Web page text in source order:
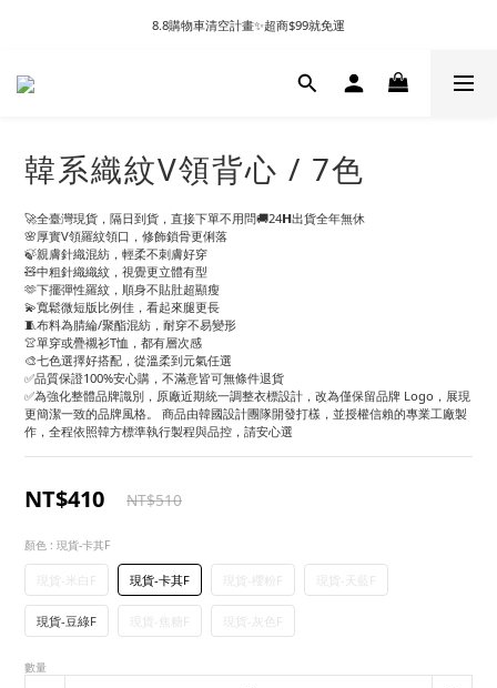
8.8購物車清空計畫✨超商$99就免運
韓系織紋V領背心 / 7色
🚀全臺灣現貨，隔日到貨，直接下單不用問🚚24𝗛出貨全年無休
🌸厚實V領羅紋領口，修飾鎖骨更俐落
🍃親膚針織混紡，輕柔不刺膚好穿
🧸中粗針織織紋，視覺更立體有型
🫶下擺彈性羅紋，順身不貼肚超顯瘦
💫寬鬆微短版比例佳，看起來腿更長
🧵布料為腈綸/聚酯混紡，耐穿不易變形
👚單穿或疊襯衫T恤，都有層次感
🎨七色選擇好搭配，從溫柔到元氣任選
✅品質保證100%安心購，不滿意皆可無條件退貨
✅為強化整體品牌識別，原廠近期統一調整衣標設計，改為僅保留品牌 Logo，展現
更簡潔一致的品牌風格。 商品由韓國設計團隊開發打樣，並授權信賴的專業工廠製
作，全程依照韓方標準執行製程與品控，請安心選
NT$410 NT$510
顏色 : 現貨-卡其F
現貨-米白F 現貨-卡其F 現貨-櫻粉F 現貨-天藍F
現貨-豆綠F 現貨-焦糖F 現貨-灰色F
數量